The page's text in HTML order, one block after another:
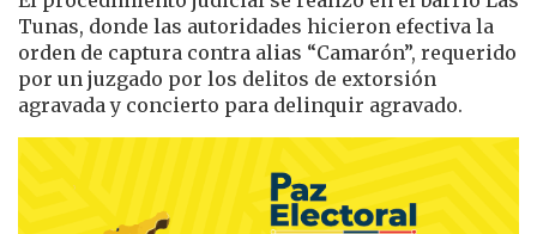
Tunas, donde las autoridades hicieron efectiva la
orden de captura contra alias “Camarón”, requerido
por un juzgado por los delitos de extorsión
agravada y concierto para delinquir agravado.